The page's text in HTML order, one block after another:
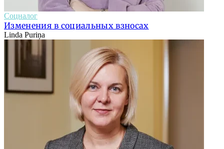
Соцналог
Изменения в социальных взносах
Linda Puriņa